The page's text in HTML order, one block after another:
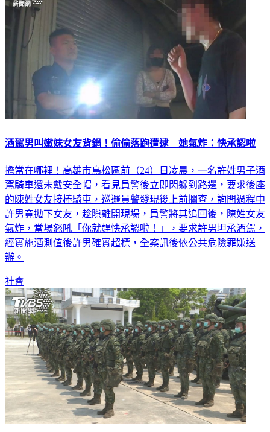
酒駕男叫嫩妹女友背鍋！偷偷落跑遭逮 她氣炸：快承認啦
擔當在哪裡！高雄市鳥松區前（24）日凌晨，一名許姓男子酒
駕騎車還未戴安全帽，看見員警後立即閃躲到路邊，要求後座
的陳姓女友接棒騎車，巡邏員警發現後上前攔查，詢問過程中
許男竟拋下女友，趁隙離開現場，員警將其追回後，陳姓女友
氣炸，當場怒吼「你就趕快承認啦！」，要求許男坦承酒駕，
經實施酒測值後許男確實超標，全案訊後依公共危險罪嫌送
辦。
社會